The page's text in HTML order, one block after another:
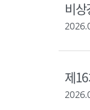
비
제